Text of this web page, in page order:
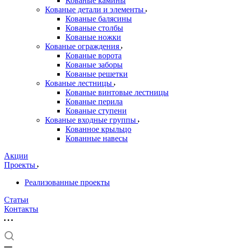
Кованые детали и элементы
Кованые балясины
Кованые столбы
Кованые ножки
Кованые ограждения
Кованые ворота
Кованые заборы
Кованые решетки
Кованые лестницы
Кованые винтовые лестницы
Кованые перила
Кованые ступени
Кованые входные группы
Кованное крыльцо
Кованные навесы
Акции
Проекты
Реализованные проекты
Статьи
Контакты